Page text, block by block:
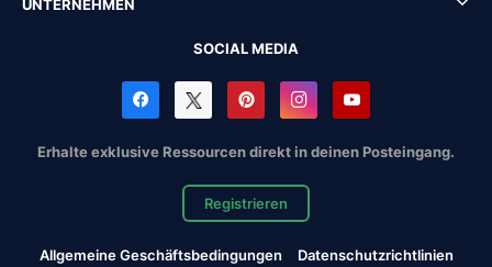
UNTERNEHMEN
SOCIAL MEDIA
Erhalte exklusive Ressourcen direkt in deinen Posteingang.
Registrieren
Allgemeine Geschäftsbedingungen
Datenschutzrichtlinien